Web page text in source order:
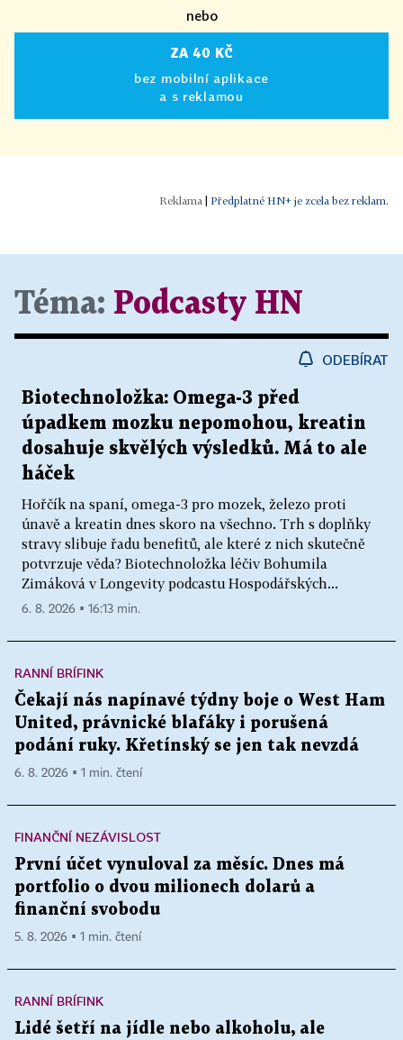
nebo
ZA 40 KČ
bez mobilní aplikace
a s reklamou
Předplatné HN+ je zcela bez reklam.
Téma: Podcasty HN
ODEBÍRAT
Biotechnoložka: Omega-3 před
úpadkem mozku nepomohou, kreatin
dosahuje skvělých výsledků. Má to ale
háček
Hořčík na spaní, omega-3 pro mozek, železo proti
únavě a kreatin dnes skoro na všechno. Trh s doplňky
stravy slibuje řadu benefitů, ale které z nich skutečně
potvrzuje věda? Biotechnoložka léčiv Bohumila
Zimáková v Longevity podcastu Hospodářských...
6. 8. 2026 ▪ 16:13 min.
RANNÍ BRÍFINK
Čekají nás napínavé týdny boje o West Ham
United, právnické blafáky i porušená
podání ruky. Křetínský se jen tak nevzdá
6. 8. 2026 ▪ 1 min. čtení
FINANČNÍ NEZÁVISLOST
První účet vynuloval za měsíc. Dnes má
portfolio o dvou milionech dolarů a
finanční svobodu
5. 8. 2026 ▪ 1 min. čtení
RANNÍ BRÍFINK
Lidé šetří na jídle nebo alkoholu, ale